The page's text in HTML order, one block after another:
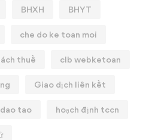
BHXH BHYT
che do ke toan moi
thuế clb webketoan
Giao dịch liên kết
tao hoạch định tccn